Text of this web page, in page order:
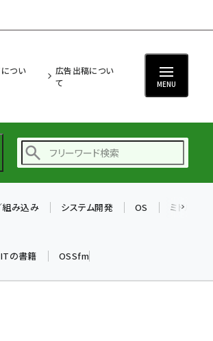
つい
広告出稿につい
て
MENU
仲間と築いた勝利の絆～
み込み システム開発 OS ミドルウェア
の書籍 OSSfm